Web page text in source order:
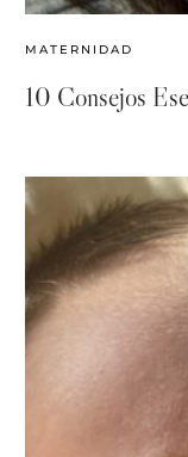
MATERNIDAD
10 Consejos